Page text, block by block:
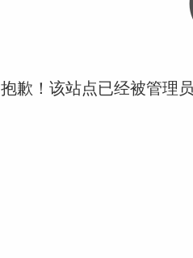
抱歉！该站点已经被管理